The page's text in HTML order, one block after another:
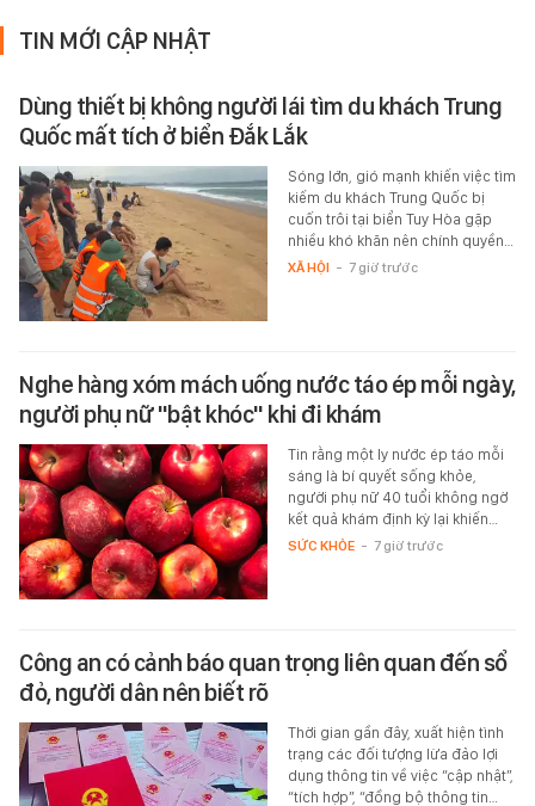
TIN MỚI CẬP NHẬT
Dùng thiết bị không người lái tìm du khách Trung
Quốc mất tích ở biển Đắk Lắk
Sóng lớn, gió mạnh khiến việc tìm
kiếm du khách Trung Quốc bị
cuốn trôi tại biển Tuy Hòa gặp
nhiều khó khăn nên chính quyền…
XÃ HỘI - 7 giờ trước
Nghe hàng xóm mách uống nước táo ép mỗi ngày,
người phụ nữ "bật khóc" khi đi khám
Tin rằng một ly nước ép táo mỗi
sáng là bí quyết sống khỏe,
người phụ nữ 40 tuổi không ngờ
kết quả khám định kỳ lại khiến…
SỨC KHỎE - 7 giờ trước
Công an có cảnh báo quan trọng liên quan đến sổ
đỏ, người dân nên biết rõ
Thời gian gần đây, xuất hiện tình
trạng các đối tượng lừa đảo lợi
dụng thông tin về việc “cập nhật”,
“tích hợp”, “đồng bộ thông tin…